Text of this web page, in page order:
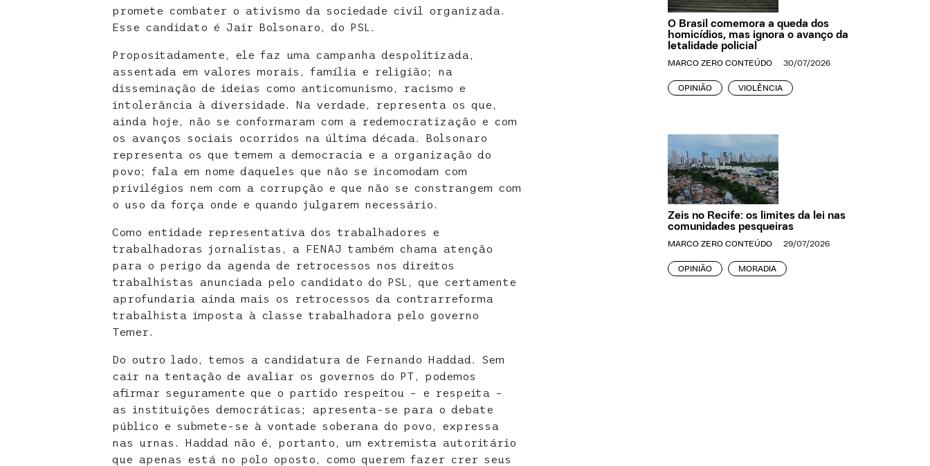
promete combater o ativismo da sociedade civil organizada.
Esse candidato é Jair Bolsonaro, do PSL.
Propositadamente, ele faz uma campanha despolitizada,
assentada em valores morais, família e religião; na
disseminação de ideias como anticomunismo, racismo e
intolerância à diversidade. Na verdade, representa os que,
ainda hoje, não se conformaram com a redemocratização e com
os avanços sociais ocorridos na última década. Bolsonaro
representa os que temem a democracia e a organização do
povo; fala em nome daqueles que não se incomodam com
privilégios nem com a corrupção e que não se constrangem com
o uso da força onde e quando julgarem necessário.
Como entidade representativa dos trabalhadores e
trabalhadoras jornalistas, a FENAJ também chama atenção
para o perigo da agenda de retrocessos nos direitos
trabalhistas anunciada pelo candidato do PSL, que certamente
aprofundaria ainda mais os retrocessos da contrarreforma
trabalhista imposta à classe trabalhadora pelo governo
Temer.
Do outro lado, temos a candidatura de Fernando Haddad. Sem
cair na tentação de avaliar os governos do PT, podemos
afirmar seguramente que o partido respeitou – e respeita –
as instituições democráticas; apresenta-se para o debate
público e submete-se à vontade soberana do povo, expressa
nas urnas. Haddad não é, portanto, um extremista autoritário
que apenas está no polo oposto, como querem fazer crer seus
O Brasil comemora a queda dos
homicídios, mas ignora o avanço da
letalidade policial
MARCO ZERO CONTEÚDO 30/07/2026
OPINIÃO VIOLÊNCIA
Zeis no Recife: os limites da lei nas
comunidades pesqueiras
MARCO ZERO CONTEÚDO 29/07/2026
OPINIÃO MORADIA